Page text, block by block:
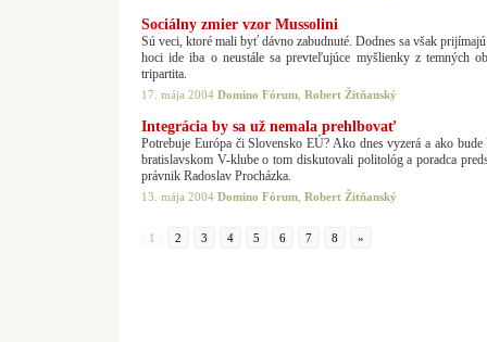
Sociálny zmier vzor Mussolini
Sú veci, ktoré mali byť dávno zabudnuté. Dodnes sa však
hoci ide iba o neustále sa prevteľujúce myšlienky z temných
tripartita.
17. mája 2004 Domino Fórum Robert Žitňanský
Integrácia by sa už nemala prehlbovať
Potrebuje Európa či Slovensko EÚ? Ako dnes vyzerá a ako
bratislavskom V-klube o tom diskutovali politológ a poradca
právnik Radoslav Procházka.
13. mája 2004 Domino Fórum Robert Žitňanský
1 2 3 4 5 6 7 8 »